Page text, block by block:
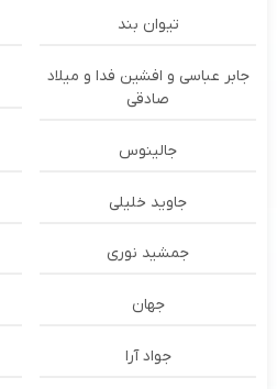
تیوان بند
جابر عباسی و افشین فدا و میلاد
صادقی
جالینوس
جاوید خلیلی
جمشید نوری
جهان
جواد آرا